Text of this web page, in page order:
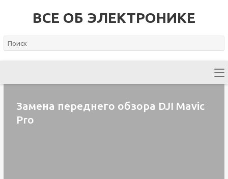
ВСЕ ОБ ЭЛЕКТРОНИКЕ
Замена переднего обзора DJI Mavic
Pro